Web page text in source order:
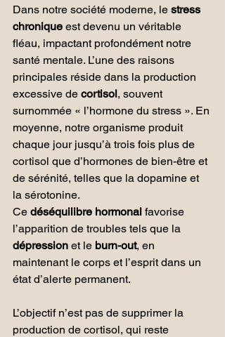
Dans notre société moderne, le stress
chronique est devenu un véritable
fléau, impactant profondément notre
santé mentale. L’une des raisons
principales réside dans la production
excessive de cortisol, souvent
surnommée « l’hormone du stress ». En
moyenne, notre organisme produit
chaque jour jusqu’à trois fois plus de
cortisol que d’hormones de bien-être et
de sérénité, telles que la dopamine et
la sérotonine.
Ce déséquilibre hormonal favorise
l’apparition de troubles tels que la
dépression et le burn-out, en
maintenant le corps et l’esprit dans un
état d’alerte permanent.
L’objectif n’est pas de supprimer la
production de cortisol, qui reste